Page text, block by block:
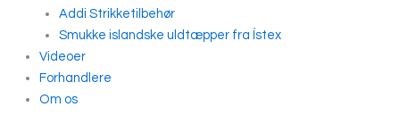
Addi Strikketilbehør
Smukke islandske uldtæpper fra Ístex
Videoer
Forhandlere
Om os